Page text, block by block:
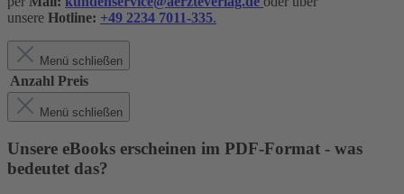
unsere Hotline: +49 2234 7011-335.
Menü schließen
Anzahl Preis
Menü schließen
Unsere eBooks erscheinen im PDF-Format - was
bedeutet das?